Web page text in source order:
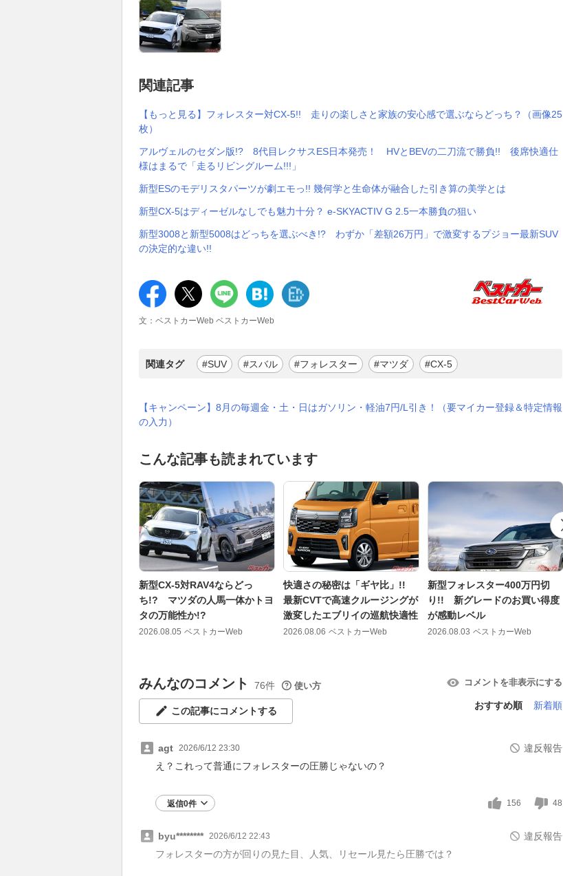
関連記事
【もっと見る】フォレスター対CX-5!! 走りの楽しさと家族の安心感で選ぶならどっち？（画像25
枚）
アルヴェルのセダン版!? 8代目レクサスES日本発売！ HVとBEVの二刀流で勝負!! 後席快適仕
様はまるで「走るリビングルーム!!!」
新型ESのモデリスタパーツが劇エモっ!! 幾何学と生命体が融合した引き算の美学とは
新型CX-5はディーゼルなしでも魅力十分？ e-SKYACTIV G 2.5一本勝負の狙い
新型3008と新型5008はどっちを選ぶべき!? わずか「差額26万円」で激変するプジョー最新SUV
の決定的な違い!!
文：ベストカーWeb ベストカーWeb
関連タグ #SUV #スバル #フォレスター #マツダ #CX-5
【キャンペーン】8月の毎週金・土・日はガソリン・軽油7円/L引き！（要マイカー登録＆特定情報
の入力）
こんな記事も読まれています
新型CX-5対RAV4ならどっ
ち!? マツダの人馬一体かトヨ
タの万能性か!?
2026.08.05 ベストカーWeb
快適さの秘密は「ギヤ比」!!
最新CVTで高速クルージングが
激変したエブリイの巡航快適性
2026.08.06 ベストカーWeb
新型フォレスター400万円切
り!! 新グレードのお買い得度
が感動レベル
2026.08.03 ベストカーWeb
みんなのコメント 76件 使い方 コメントを非表示にする
この記事にコメントする
おすすめ順 新着順
agt 2026/6/12 23:30
違反報告
え？これって普通にフォレスターの圧勝じゃないの？
返信0件 156 48
byu******** 2026/6/12 22:43
違反報告
フォレスターの方が回りの見た目、人気、リセール見たら圧勝では？